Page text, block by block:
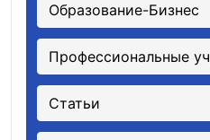
Образование-Бизнес
Профессиональные
Статьи